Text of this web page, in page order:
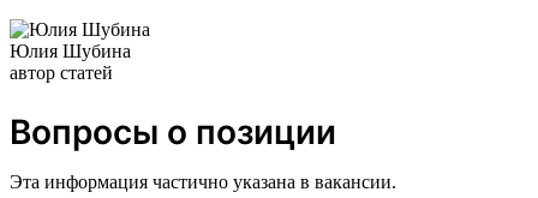
Юлия Шубина
автор статей
Вопросы о позиции
Эта информация частично указана в вакансии.